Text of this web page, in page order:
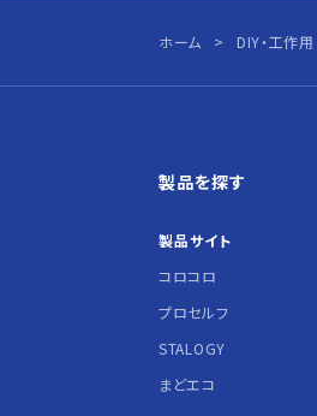
ホーム DIY・工作用
製品を探す
製品サイト
コロコロ
プロセルフ
STALOGY
まどエコ